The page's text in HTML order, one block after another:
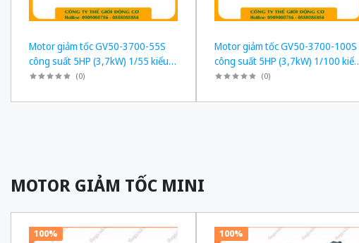
Motor giảm tốc GV50-3700-55S
công suất 5HP (3,7kW) 1/55 kiểu
lắp Mặt bích
(0)
Motor giảm tốc GV50-3700-100S
công suất 5HP (3,7kW) 1/100 kiểu
lắp Mặt bích
(0)
MOTOR GIẢM TỐC MINI
100% 100%